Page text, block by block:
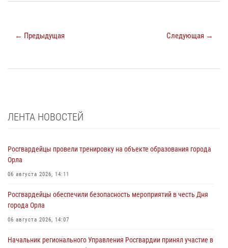
← Предыдущая Следующая →
ЛЕНТА НОВОСТЕЙ
Росгвардейцы провели тренировку на объекте образования города
Орла
06 августа 2026, 14:11
Росгвардейцы обеспечили безопасность мероприятий в честь Дня
города Орла
06 августа 2026, 14:07
Начальник регионального Управления Росгвардии принял участие в